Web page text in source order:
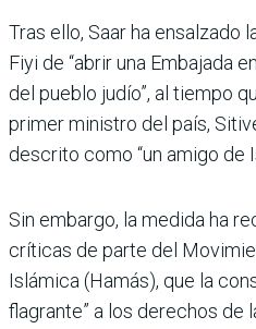
Tras ello, Saar ha ensalzado
Fiyi de “abrir una Embajada
del pueblo judío”, al tiempo
primer ministro del país,
descrito como “un amigo de
Sin embargo, la medida ha
críticas de parte del
Islámica (Hamás), que la
flagrante” a los derechos de